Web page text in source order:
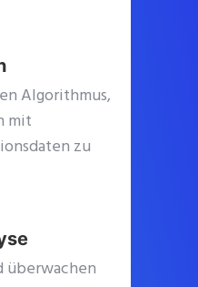
Algorithmus,
mit
zu